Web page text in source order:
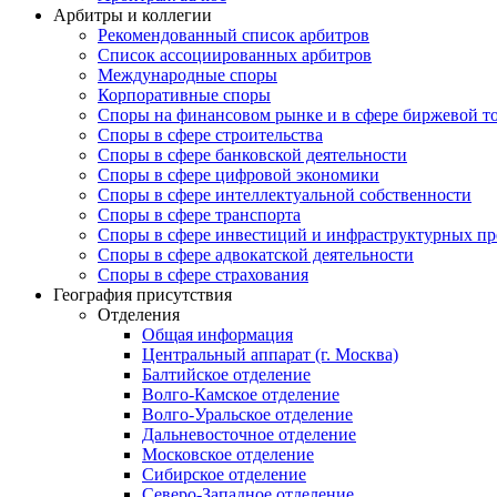
Арбитры и коллегии
Рекомендованный список арбитров
Список ассоциированных арбитров
Международные споры
Корпоративные споры
Споры на финансовом рынке и в сфере биржевой
Споры в сфере строительства
Споры в сфере банковской деятельности
Споры в сфере цифровой экономики
Споры в сфере интеллектуальной собственности
Споры в сфере транспорта
Cпоры в сфере инвестиций и инфраструктурных
Споры в сфере адвокатской деятельности
Споры в сфере страхования
География присутствия
Отделения
Общая информация
Центральный аппарат (г. Москва)
Балтийское отделение
Волго-Камское отделение
Волго-Уральское отделение
Дальневосточное отделение
Московское отделение
Сибирское отделение